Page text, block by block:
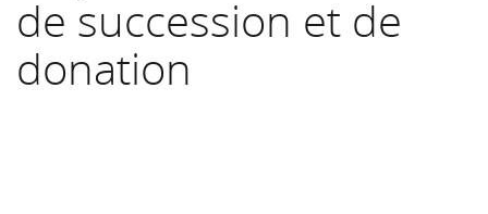
de succession et de
donation